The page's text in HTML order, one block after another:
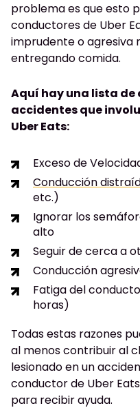
problema es que esto
conductores de Uber
imprudente o agresiva
entregando comida.
Aquí hay una lista de
accidentes que
Uber Eats:
Exceso de
Conducción
etc.)
Ignorar los
alto
Seguir de cerca a
Conducción
Fatiga del
horas)
Todas estas razones
al menos contribuir al
lesionado en un
conductor de Uber
para recibir ayuda.